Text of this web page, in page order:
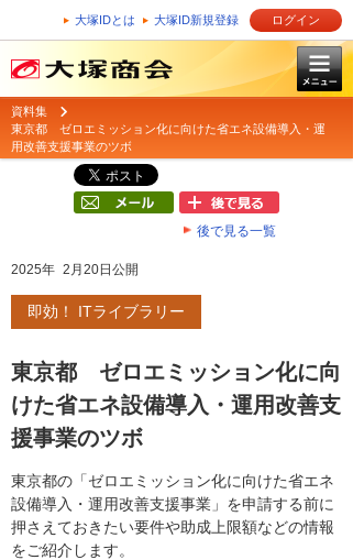
大塚IDとは 大塚ID新規登録 ログイン
資料集
東京都 ゼロエミッション化に向けた省エネ設備導入・運
用改善支援事業のツボ
後で見る一覧
2025年 2月20日公開
即効！ ITライブラリー
東京都 ゼロエミッション化に向
けた省エネ設備導入・運用改善支
援事業のツボ
東京都の「ゼロエミッション化に向けた省エネ
設備導入・運用改善支援事業」を申請する前に
押さえておきたい要件や助成上限額などの情報
をご紹介します。